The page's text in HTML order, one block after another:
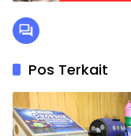
Pos Terkait